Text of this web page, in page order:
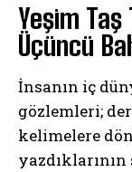
Yeşim Taş
Üçüncü
İnsanın iç
gözlemleri;
kelimelere